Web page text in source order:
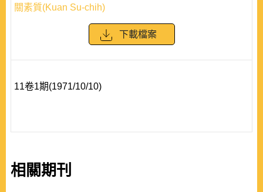
關素質(Kuan Su-chih)
下載檔案
11卷1期(1971/10/10)
相關期刊